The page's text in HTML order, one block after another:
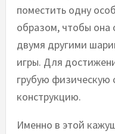
поместить одну
образом, чтобы она
двумя другими
игры. Для
грубую физическую
конструкцию.
Именно в этой